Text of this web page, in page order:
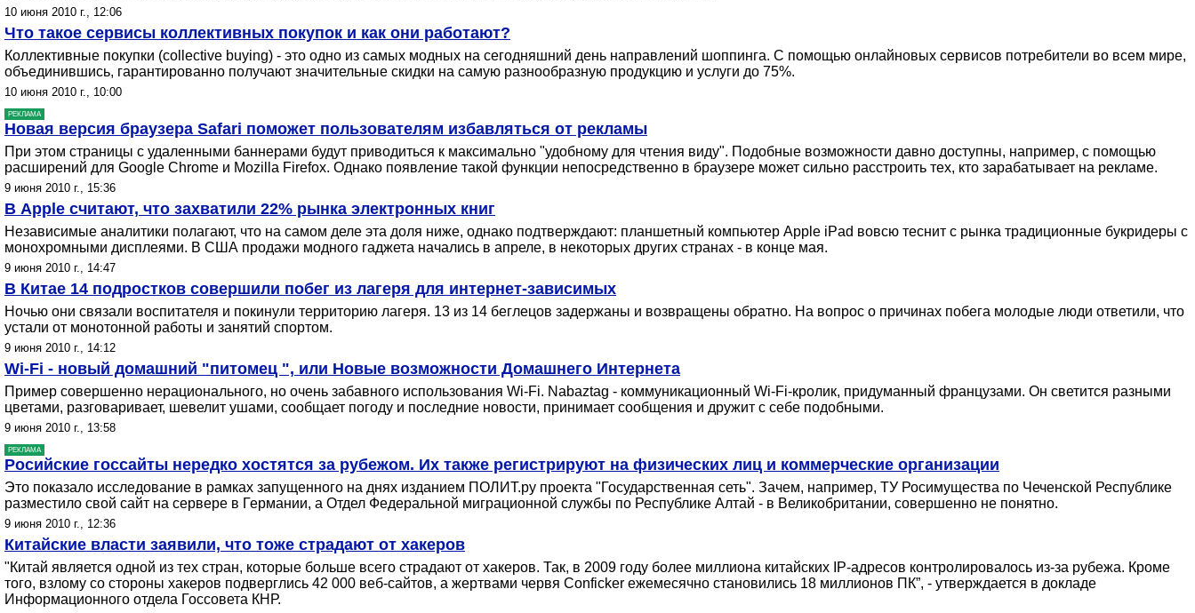
10 июня 2010 г., 12:06
Что такое сервисы коллективных покупок и как они работают?
Коллективные покупки (collective buying) - это одно из самых модных на сегодняшний день направлений шоппинга. С помощью онлайновых сервисов потребители во всем мире,
объединившись, гарантированно получают значительные скидки на самую разнообразную продукцию и услуги до 75%.
10 июня 2010 г., 10:00
РЕКЛАМА
Новая версия браузера Safari поможет пользователям избавляться от рекламы
При этом страницы с удаленными баннерами будут приводиться к максимально "удобному для чтения виду". Подобные возможности давно доступны, например, с помощью
расширений для Google Chrome и Mozilla Firefox. Однако появление такой функции непосредственно в браузере может сильно расстроить тех, кто зарабатывает на рекламе.
9 июня 2010 г., 15:36
В Apple считают, что захватили 22% рынка электронных книг
Независимые аналитики полагают, что на самом деле эта доля ниже, однако подтверждают: планшетный компьютер Apple iPad вовсю теснит с рынка традиционные букридеры с
монохромными дисплеями. В США продажи модного гаджета начались в апреле, в некоторых других странах - в конце мая.
9 июня 2010 г., 14:47
В Китае 14 подростков совершили побег из лагеря для интернет-зависимых
Ночью они связали воспитателя и покинули территорию лагеря. 13 из 14 беглецов задержаны и возвращены обратно. На вопрос о причинах побега молодые люди ответили, что
устали от монотонной работы и занятий спортом.
9 июня 2010 г., 14:12
Wi-Fi - новый домашний "питомец ", или Новые возможности Домашнего Интернета
Пример совершенно нерационального, но очень забавного использования Wi-Fi. Nabaztag - коммуникационный Wi-Fi-кролик, придуманный французами. Он светится разными
цветами, разговаривает, шевелит ушами, сообщает погоду и последние новости, принимает сообщения и дружит с себе подобными.
9 июня 2010 г., 13:58
РЕКЛАМА
Росийские госсайты нередко хостятся за рубежом. Их также регистрируют на физических лиц и коммерческие организации
Это показало исследование в рамках запущенного на днях изданием ПОЛИТ.ру проекта "Государственная сеть". Зачем, например, ТУ Росимущества по Чеченской Республике
разместило свой сайт на сервере в Германии, а Отдел Федеральной миграционной службы по Республике Алтай - в Великобритании, совершенно не понятно.
9 июня 2010 г., 12:36
Китайские власти заявили, что тоже страдают от хакеров
"Китай является одной из тех стран, которые больше всего страдают от хакеров. Так, в 2009 году более миллиона китайских IP-адресов контролировалось из-за рубежа. Кроме
того, взлому со стороны хакеров подверглись 42 000 веб-сайтов, а жертвами червя Conficker ежемесячно становились 18 миллионов ПК”, - утверждается в докладе
Информационного отдела Госсовета КНР.